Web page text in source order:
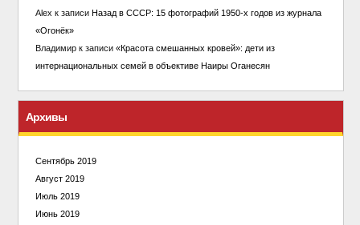
Alex к записи Назад в СССР: 15 фотографий 1950-х годов из журнала
«Огонёк»
Владимирк записи «Красота смешанных кровей»: дети из
интернациональных семей в объективе Наиры Оганесян
Архивы
Сентябрь 2019
Август 2019
Июль 2019
Июнь 2019